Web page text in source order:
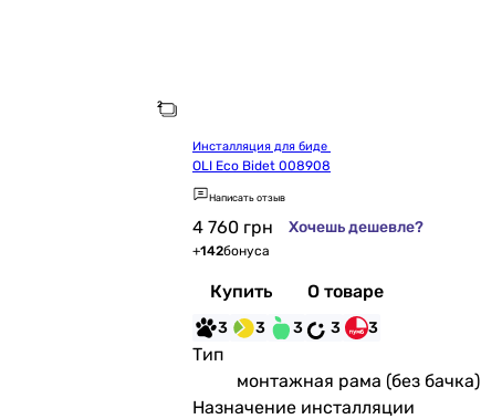
OLI Eco Bidet 008908
Написать отзыв
4 760 грн Хочешь дешевле?
+142бонуса
Купить О товаре
3 3 3 3 3
Тип
монтажная рама (без бачка)
Назначение инсталляции